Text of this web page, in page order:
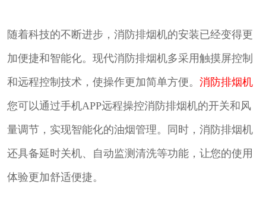
随着科技的不断进步，消防排烟机的安装已经变得更
加便捷和智能化。现代消防排烟机多采用触摸屏控制
和远程控制技术，使操作更加简单方便。 消防排烟机
您可以通过手机APP远程操控消防排烟机的开关和风
量调节，实现智能化的油烟管理。同时，消防排烟机
还具备延时关机、自动监测清洗等功能，让您的使用
体验更加舒适便捷。